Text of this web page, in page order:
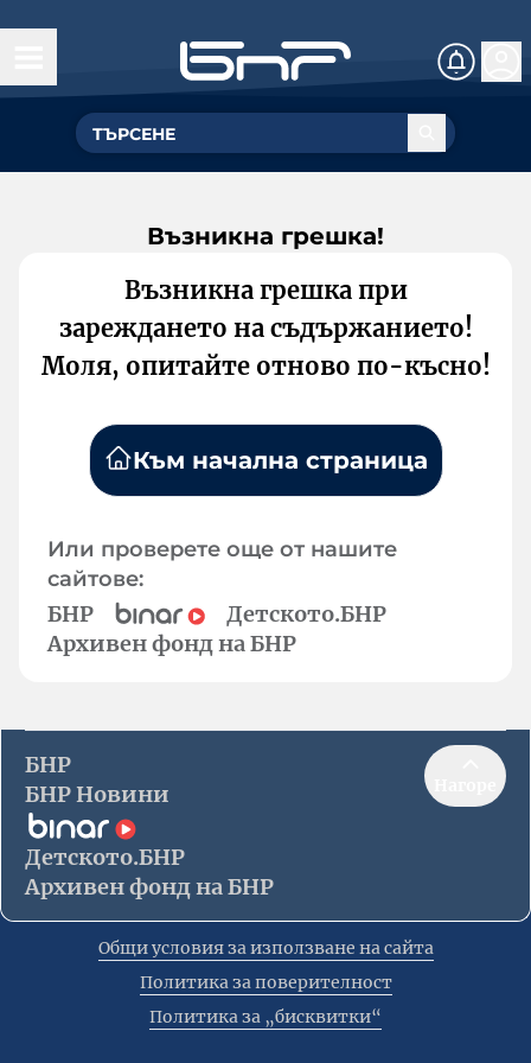
Възникна грешка!
Възникна грешка при
зареждането на съдържанието!
Моля, опитайте отново по-късно!
Към начална страница
Или проверете още от нашите
сайтове:
БНР
Детското.БНР
Архивен фонд на БНР
БНР
БНР Новини
Детското.БНР
Архивен фонд на БНР
Общи условия за използване на сайта
Политика за поверителност
Политика за „бисквитки“